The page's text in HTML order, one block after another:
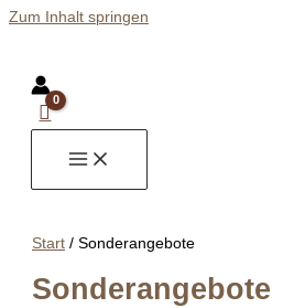
Zum Inhalt springen
Start / Sonderangebote
Sonderangebote